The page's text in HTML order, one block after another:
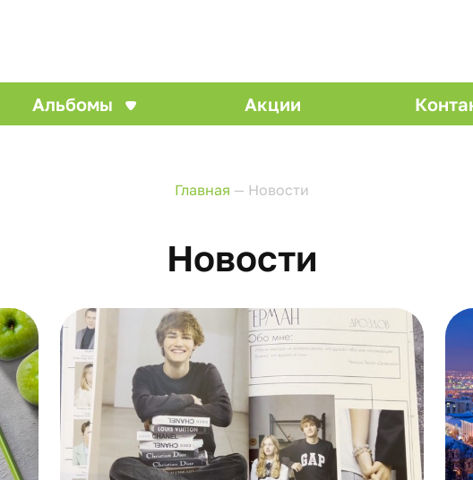
Альбомы Акции
Главная — Новости
Новости